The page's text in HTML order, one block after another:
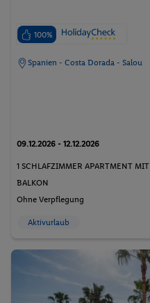
100%
Spanien - Costa Dorada - Salou
09.12.2026 - 12.12.2026
1 SCHLAFZIMMER APARTMENT MIT
BALKON
Ohne Verpflegung
Aktivurlaub